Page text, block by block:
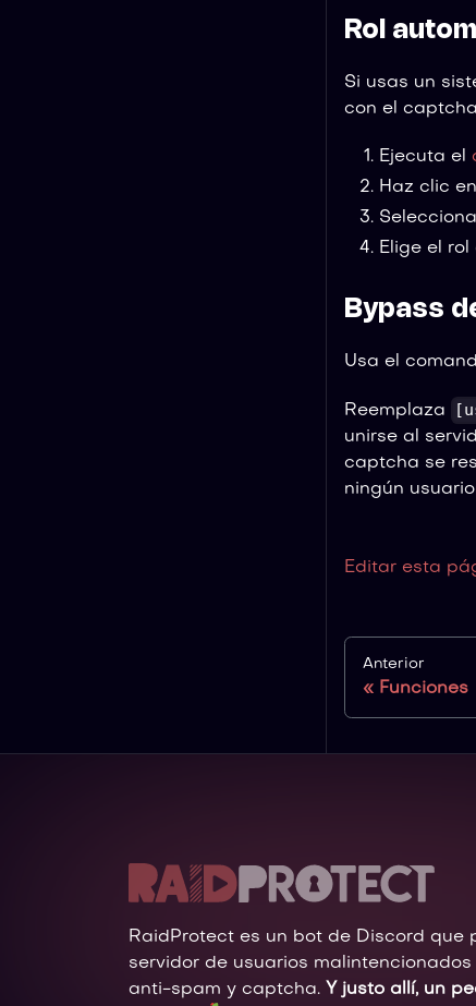
Rol
Si usas un
con el
Ejecuta el
Haz clic
Elige el
Bypass
Usa el
Reemplaza
unirse al
captcha se
ningún
Editar esta
Anterior
Funciones
RaidProtect es un bot de Discord que
servidor de usuarios
anti-spam y captcha. Y justo allí, un